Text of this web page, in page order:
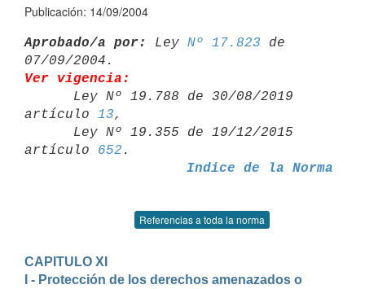
Publicación: 14/09/2004
Aprobado/a por: Ley Nº 17.823 de
Ver vigencia:
artículo 13,
artículo 652
Indice de la Norma
Referencias a toda la norma
CAPITULO XI
I - Protección de los derechos amenazados o